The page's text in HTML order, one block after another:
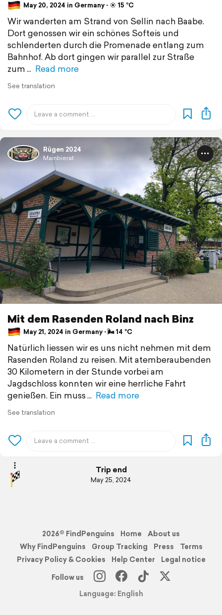
May 20, 2024 in Germany ⋅ ☀️ 15 °C
Wir wanderten am Strand von Sellin nach Baabe.
Dort genossen wir ein schönes Softeis und
schlenderten durch die Promenade entlang zum
Bahnhof. Ab dort gingen wir parallel zur Straße
zum
Read more
See translation
Rügen 2024
Mainbierat
Mit dem Rasenden Roland nach Binz
May 21, 2024 in Germany ⋅ 🌬 14 °C
Natürlich liessen wir es uns nicht nehmen mit dem
Rasenden Roland zu reisen. Mit atemberaubenden
30 Kilometern in der Stunde vorbei am
Jagdschloss konnten wir eine herrliche Fahrt
genießen. Ein muss
Read more
See translation
Trip end
May 25, 2024
2026© FindPenguins Home
About us
Why FindPenguins
Group Tracking Press
Terms
Privacy Policy & Cookies
Help Center
Legal notice
Follow us
Language: English